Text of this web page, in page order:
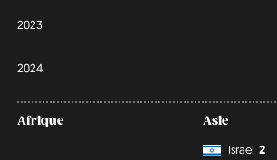
2023
2024
Afrique
Asie
Israël 2